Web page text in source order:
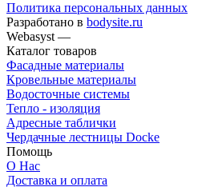
Политика персональных данных
Разработано в bodysite.ru
Webasyst —
Каталог товаров
Фасадные материалы
Кровельные материалы
Водосточные системы
Тепло - изоляция
Адресные таблички
Чердачные лестницы Docke
Помощь
О Нас
Доставка и оплата